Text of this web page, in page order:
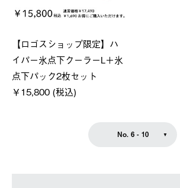
【ロゴスショップ限定】ハ
イパー氷点下クーラーL＋氷
点下パック2枚セット
￥15,800 (税込)
No. 6 - 10